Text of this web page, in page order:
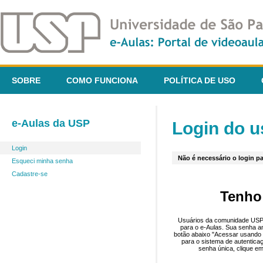
SOBRE COMO FUNCIONA POLÍTICA DE USO
e-Aulas da USP
Login
Esqueci minha senha
Cadastre-se
Login do
Não é necessário o login
Usuários da comunidade
para o e-Aulas. Sua senha
botão abaixo "Acessar
para o sistema de
senha única, clique